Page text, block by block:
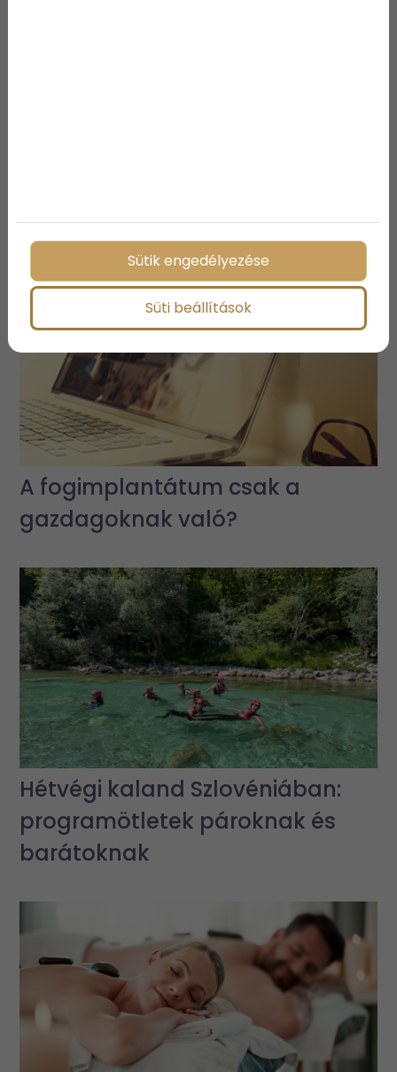
A fogimplantátum csak a
gazdagoknak való?
Hétvégi kaland Szlovéniában:
programötletek pároknak és
barátoknak
Sütik engedélyezése
Süti beállítások